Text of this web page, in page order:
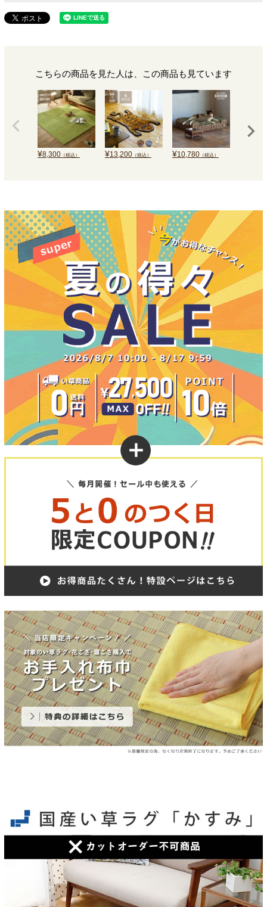
こちらの商品を見た人は、この商品も見ています
¥8,300 （税込） ¥13,200 （税込） ¥10,780 （税込）